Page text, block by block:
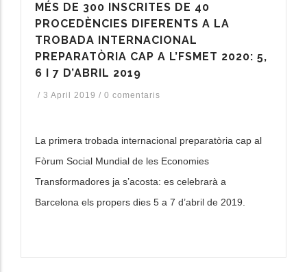
MÉS DE 300 INSCRITES DE 40
PROCEDÈNCIES DIFERENTS A LA
TROBADA INTERNACIONAL
PREPARATÒRIA CAP A L’FSMET 2020: 5,
6 I 7 D’ABRIL 2019
/ 3 April 2019 / 0 comentaris
La primera trobada internacional preparatòria cap al
Fòrum Social Mundial de les Economies
Transformadores ja s’acosta: es celebrarà a
Barcelona els propers dies 5 a 7 d’abril de 2019.